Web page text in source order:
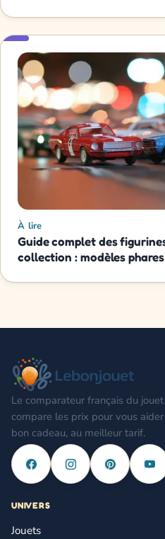
À lire
Guide complet des
collection : modèles
Le comparateur français du
compare les prix pour vous
bon cadeau, au meilleur tarif.
UNIVERS
Jouets